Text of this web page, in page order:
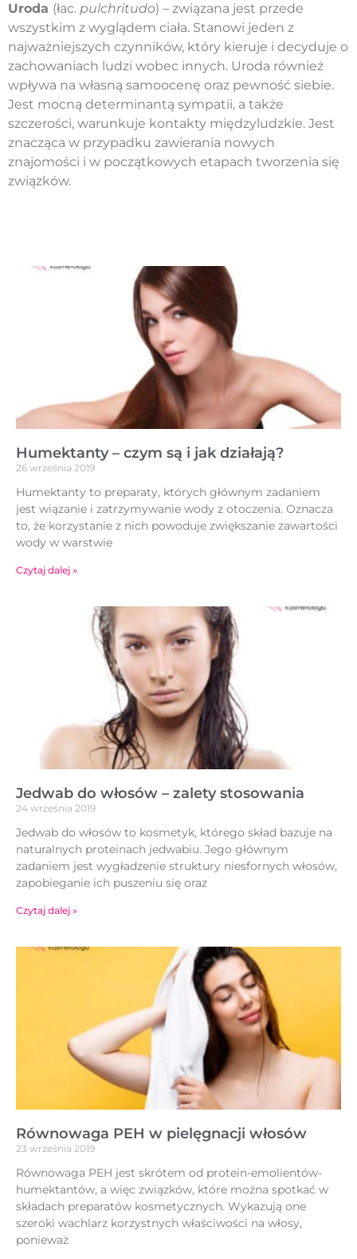
Uroda (łac. pulchritudo) – związana jest przede
wszystkim z wyglądem ciała. Stanowi jeden z
najważniejszych czynników, który kieruje i decyduje o
zachowaniach ludzi wobec innych. Uroda również
wpływa na własną samoocenę oraz pewność siebie.
Jest mocną determinantą sympatii, a także
szczerości, warunkuje kontakty międzyludzkie. Jest
znacząca w przypadku zawierania nowych
znajomości i w początkowych etapach tworzenia się
związków.
Humektanty – czym są i jak działają?
26 września 2019
Humektanty to preparaty, których głównym zadaniem
jest wiązanie i zatrzymywanie wody z otoczenia. Oznacza
to, że korzystanie z nich powoduje zwiększanie zawartości
wody w warstwie
Czytaj dalej »
Jedwab do włosów – zalety stosowania
24 września 2019
Jedwab do włosów to kosmetyk, którego skład bazuje na
naturalnych proteinach jedwabiu. Jego głównym
zadaniem jest wygładzenie struktury niesfornych włosów,
zapobieganie ich puszeniu się oraz
Czytaj dalej »
Równowaga PEH w pielęgnacji włosów
23 września 2019
Równowaga PEH jest skrótem od protein-emolientów-
humektantów, a więc związków, które można spotkać w
składach preparatów kosmetycznych. Wykazują one
szeroki wachlarz korzystnych właściwości na włosy,
ponieważ